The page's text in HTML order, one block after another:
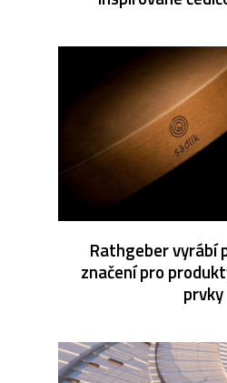
Rathgeber vyrábí
značení pro
prvky